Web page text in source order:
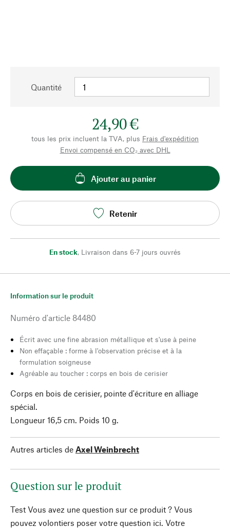
Quantité
24,90 €
tous les prix incluent la TVA, plus Frais d'expédition
Envoi compensé en CO₂ avec DHL
Ajouter au panier
Retenir
En stock, Livraison dans 6-7 jours ouvrés
Information sur le produit
Numéro d'article 84480
Écrit avec une fine abrasion métallique et s'use à peine
Non effaçable : forme à l'observation précise et à la
formulation soigneuse
Agréable au toucher : corps en bois de cerisier
Corps en bois de cerisier, pointe d'écriture en alliage
spécial.
Longueur 16,5 cm. Poids 10 g.
Autres articles de Axel Weinbrecht
Question sur le produit
Test Vous avez une question sur ce produit ? Vous
pouvez volontiers poser votre question ici. Votre